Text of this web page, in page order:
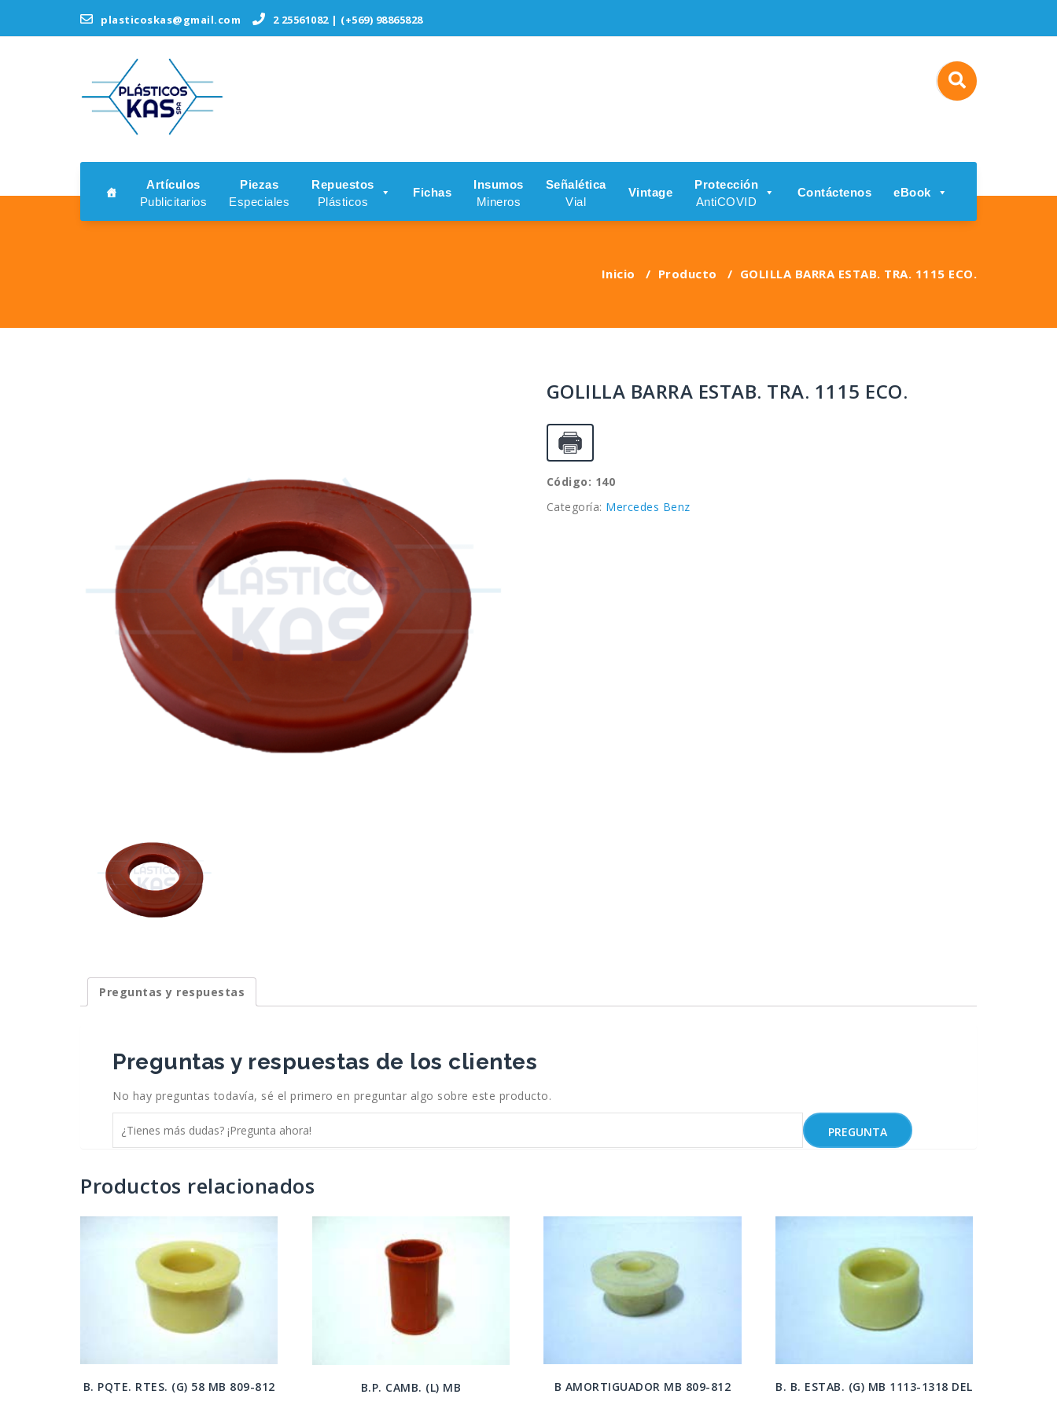
contenido
plasticoskas@gmail.com 2 25561082 | (+569) 98865828
Artículos
Publicitarios
Piezas
Especiales
Repuestos
Plásticos
Fichas
Insumos
Mineros
Señalética
Vial
Vintage
Protección
AntiCOVID
Contáctenos eBook
Inicio / Producto / GOLILLA BARRA ESTAB. TRA. 1115 ECO.
GOLILLA BARRA ESTAB. TRA. 1115 ECO.
Código: 140
Categoría: Mercedes Benz
Preguntas y respuestas
Preguntas y respuestas de los clientes
No hay preguntas todavía, sé el primero en preguntar algo sobre este producto.
Productos relacionados
B. PQTE. RTES. (G) 58 MB 809-812 B.P. CAMB. (L) MB B AMORTIGUADOR MB 809-812 B. B. ESTAB. (G) MB 1113-1318 DEL